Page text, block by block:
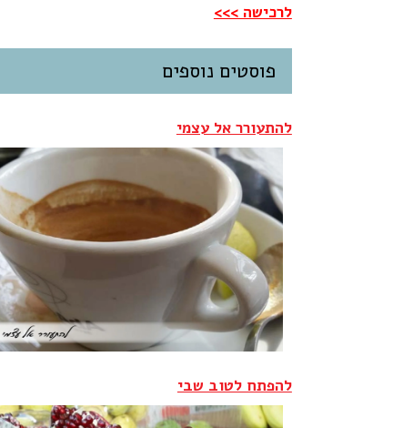
לרכישה >>>
פוסטים נוספים
להתעורר אל עצמי
להפתח לטוב שבי